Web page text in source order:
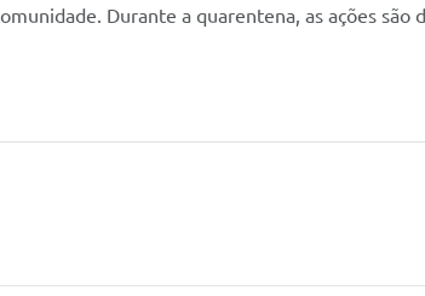
Durante a quarentena, as ações são